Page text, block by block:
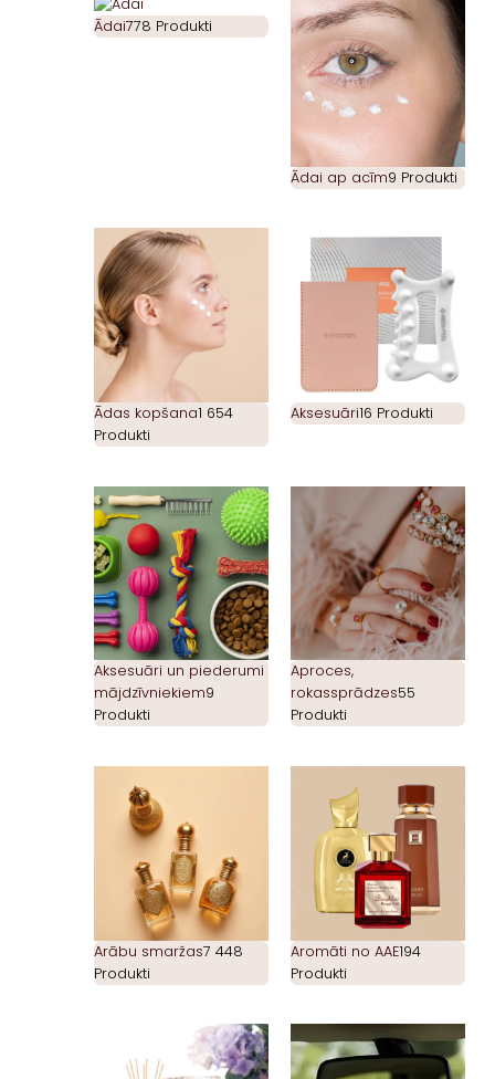
Ādai778 Produkti
Ādai ap acīm9 Produkti
Ādas kopšana1 654
Produkti
Aksesuāri16 Produkti
Aksesuāri un piederumi
mājdzīvniekiem9
Produkti
Aproces,
rokassprādzes55
Produkti
Arābu smaržas7 448
Produkti
Aromāti no AAE194
Produkti